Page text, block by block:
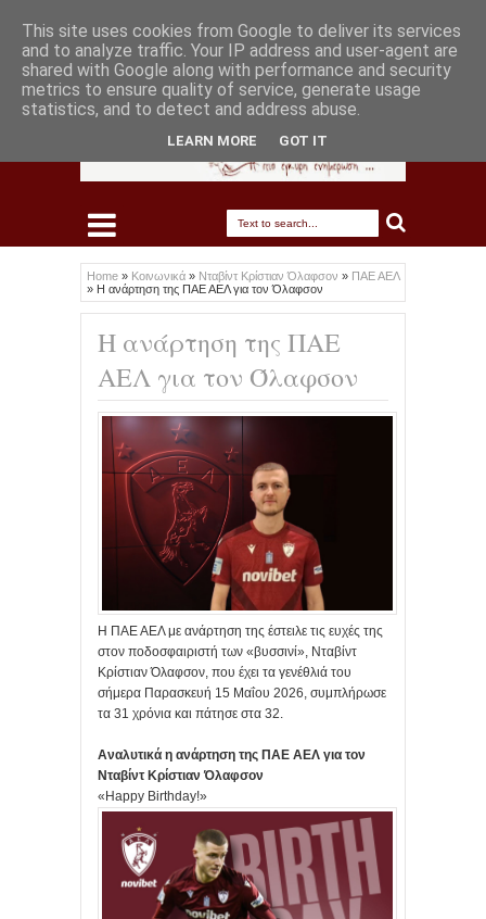
Home » Κοινωνικά » Νταβίντ Κρίστιαν Όλαφσον » ΠΑΕ ΑΕΛ
» Η ανάρτηση της ΠΑΕ ΑΕΛ για τον Όλαφσον
Η ανάρτηση της ΠΑΕ
ΑΕΛ για τον Όλαφσον
Η ΠΑΕ ΑΕΛ με ανάρτηση της έστειλε τις ευχές της
στον ποδοσφαιριστή των «βυσσινί», Νταβίντ
Κρίστιαν Όλαφσον, που έχει τα γενέθλιά του
σήμερα Παρασκευή 15 Μαΐου 2026, συμπλήρωσε
τα 31 χρόνια και πάτησε στα 32.
Αναλυτικά η ανάρτηση της ΠΑΕ ΑΕΛ για τον
Νταβίντ Κρίστιαν Όλαφσον
«Happy Birthday!»
This site uses cookies from Google to deliver its services
and to analyze traffic. Your IP address and user-agent are
shared with Google along with performance and security
metrics to ensure quality of service, generate usage
statistics, and to detect and address abuse.
LEARN MORE GOT IT